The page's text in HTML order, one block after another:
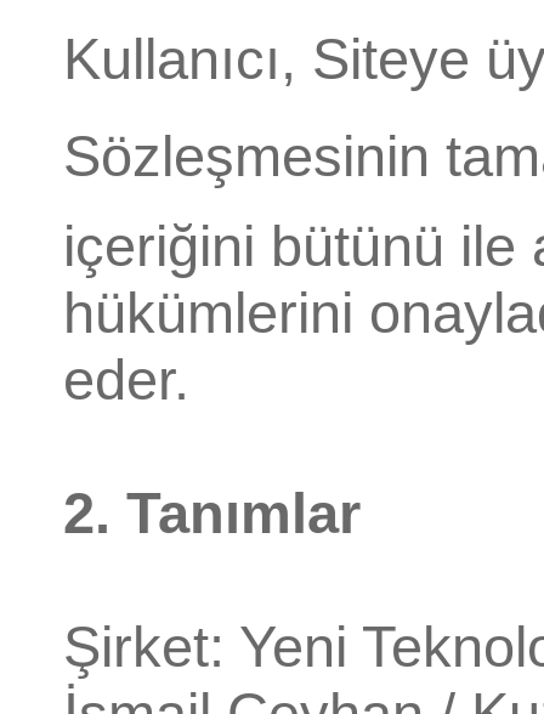
Kullanıcı, Siteye
Sözleşmesinin
içeriğini bütünü ile
hükümlerini
eder.
2. Tanımlar
Şirket: Yeni